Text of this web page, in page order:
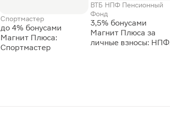
Спортмастер
до 4% бонусами
Магнит Плюса:
Спортмастер
ВТБ НПФ Пенсионный
Фонд
3,5% бонусами
Магнит Плюса за
личные взносы: НПФ